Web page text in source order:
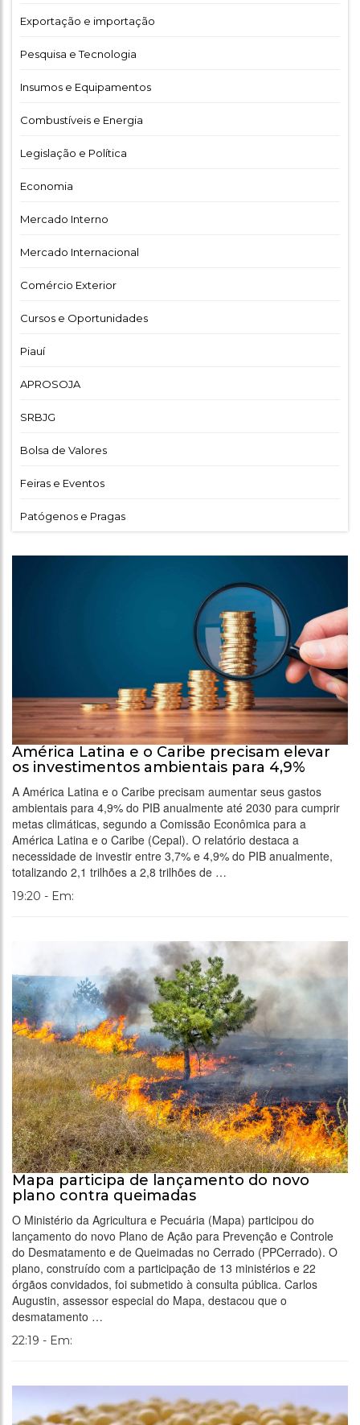
Exportação e importação
Pesquisa e Tecnologia
Insumos e Equipamentos
Combustíveis e Energia
Legislação e Política
Economia
Mercado Interno
Mercado Internacional
Comércio Exterior
Cursos e Oportunidades
Piauí
APROSOJA
SRBJG
Bolsa de Valores
Feiras e Eventos
Patógenos e Pragas
América Latina e o Caribe precisam elevar
os investimentos ambientais para 4,9%
A América Latina e o Caribe precisam aumentar seus gastos
ambientais para 4,9% do PIB anualmente até 2030 para cumprir
metas climáticas, segundo a Comissão Econômica para a
América Latina e o Caribe (Cepal). O relatório destaca a
necessidade de investir entre 3,7% e 4,9% do PIB anualmente,
totalizando 2,1 trilhões a 2,8 trilhões de …
19:20 - Em:
Mapa participa de lançamento do novo
plano contra queimadas
O Ministério da Agricultura e Pecuária (Mapa) participou do
lançamento do novo Plano de Ação para Prevenção e Controle
do Desmatamento e de Queimadas no Cerrado (PPCerrado). O
plano, construído com a participação de 13 ministérios e 22
órgãos convidados, foi submetido à consulta pública. Carlos
Augustin, assessor especial do Mapa, destacou que o
desmatamento …
22:19 - Em: